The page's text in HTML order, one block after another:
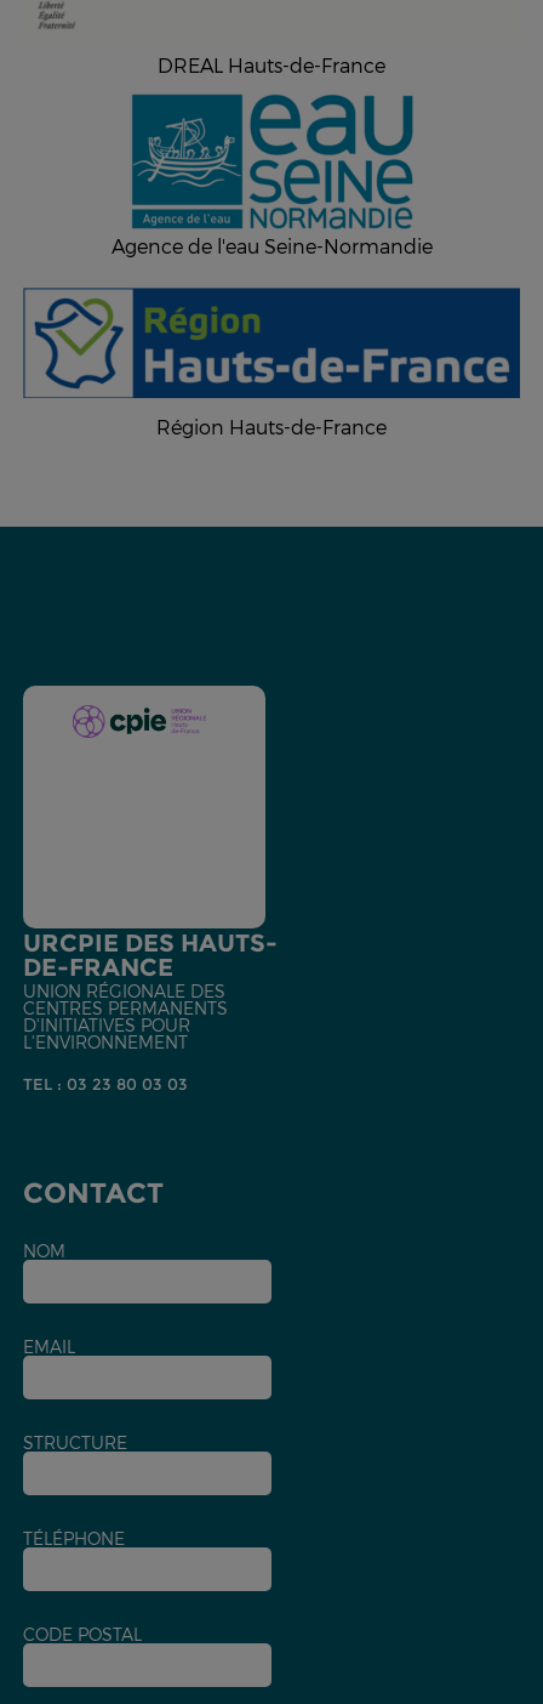
DREAL Hauts-de-France
Agence de l'eau Seine-Normandie
Région Hauts-de-France
URCPIE DES HAUTS-
DE-FRANCE
UNION RÉGIONALE DES
CENTRES PERMANENTS
D'INITIATIVES POUR
L'ENVIRONNEMENT
TEL : 03 23 80 03 03
CONTACT
NOM
EMAIL
STRUCTURE
TÉLÉPHONE
CODE POSTAL